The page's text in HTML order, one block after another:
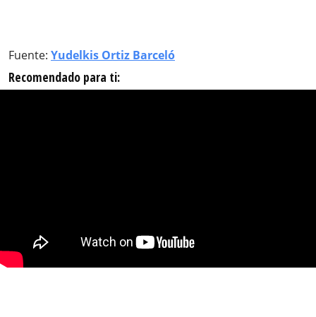
Fuente: Yudelkis Ortiz Barceló
Recomendado para ti: